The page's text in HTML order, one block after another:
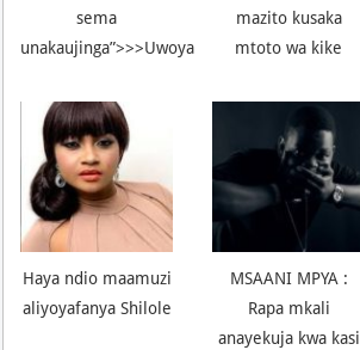
sema
unakaujinga”>>>Uwoya
mazito kusaka
mtoto wa kike
Haya ndio maamuzi
aliyoyafanya Shilole
MSAANI MPYA :
Rapa mkali
anayekuja kwa kasi